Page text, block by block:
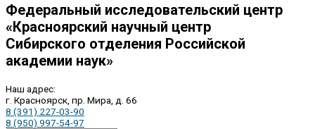
Федеральный исследовательский центр
«Красноярский научный центр
Сибирского отделения Российской
академии наук»
Наш адрес:
г. Красноярск, пр. Мира, д. 66
8 (391) 227-03-90
8 (950) 997-54-97